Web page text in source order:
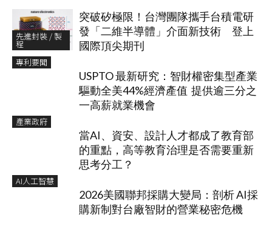
先進封裝 / 製
程
突破矽極限！台灣團隊攜手台積電研
發「二維半導體」介面新技術 登上
國際頂尖期刊
專利要聞
USPTO 最新研究：智財權密集型產業
驅動全美44%經濟產值 提供逾三分之
一高薪就業機會
產業政府
當AI、資安、設計人才都成了教育部
的重點，高等教育治理是否需要重新
思考分工？
AI人工智慧
2026美國聯邦採購大變局：剖析 AI採
購新制對台廠智財的營業秘密危機